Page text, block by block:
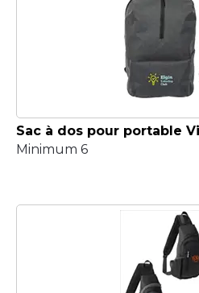
Sac à dos pour portable
Minimum 6